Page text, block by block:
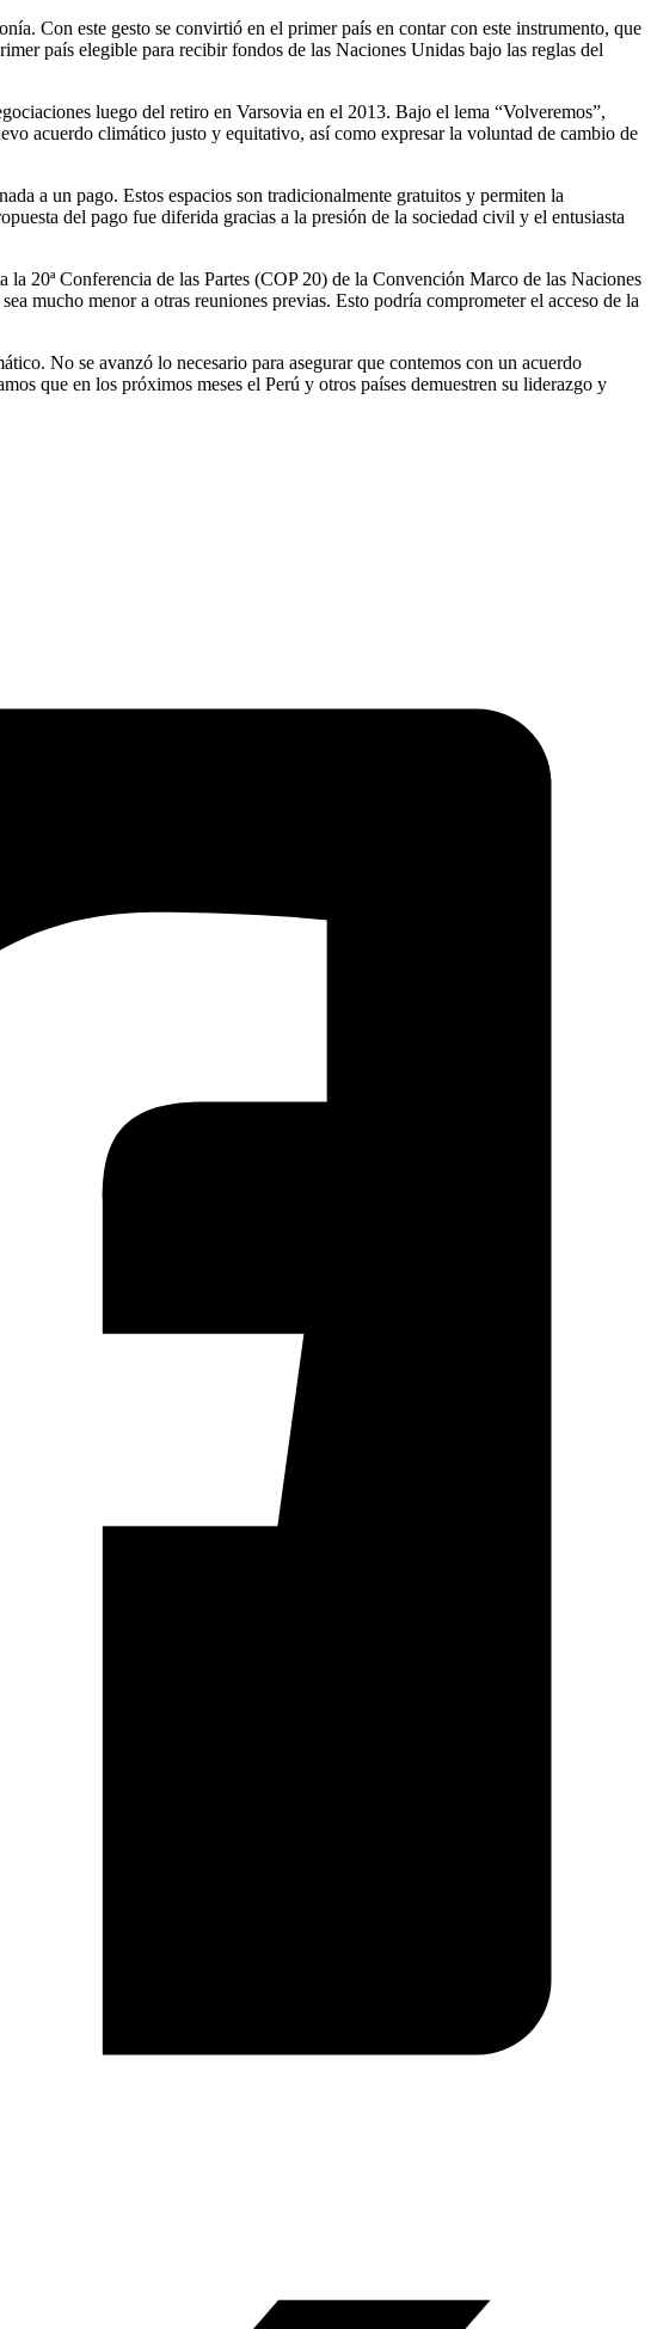
Con este gesto se convirtió en el primer país en contar con este instrumento, que
país elegible para recibir fondos de las Naciones Unidas bajo las reglas del
luego del retiro en Varsovia en el 2013. Bajo el lema “Volveremos”,
acuerdo climático justo y equitativo, así como expresar la voluntad de cambio de
a un pago. Estos espacios son tradicionalmente gratuitos y permiten la
del pago fue diferida gracias a la presión de la sociedad civil y el entusiasta
20ª Conferencia de las Partes (COP 20) de la Convención Marco de las Naciones
mucho menor a otras reuniones previas. Esto podría comprometer el acceso de la
No se avanzó lo necesario para asegurar que contemos con un acuerdo
que en los próximos meses el Perú y otros países demuestren su liderazgo y